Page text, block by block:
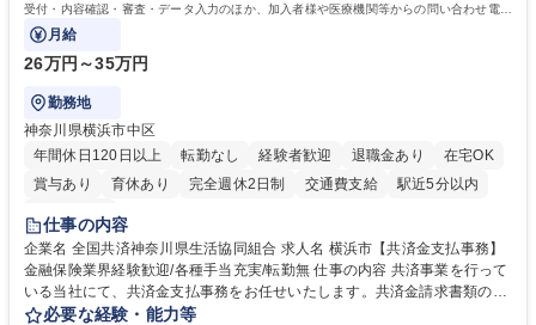
受付・内容確認・審査・データ入力のほか、加入者様や医療機関等からの問い合わせ電話
対応や書類発送等を担当します。
月給
26万円～35万円
勤務地
神奈川県横浜市中区
年間休日120日以上
転勤なし 経験者歓迎 退職金あり
在宅OK
賞与あり
育休あり 完全週休2日制 交通費支給
駅近5分以内
土日祝休み
仕事の内容
企業名 全国共済神奈川県生活協同組合 求人名 横浜市【共済金支払事務】
金融保険業界経験歓迎/各種手当充実/転勤無 仕事の内容 共済事業を行って
いる当社にて、共済金支払事務をお任せいたします。共済金請求書類の受
付・内容確認・審査・データ入力のほか、加入者様や医療機関等からの問
必要な経験・能力等